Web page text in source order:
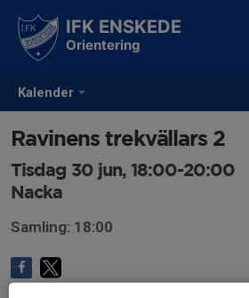
Kalender
IFK ENSKEDE
Orientering
Ravinens trekvällars 2
Tisdag 30 jun, 18:00-20:00
Nacka
Samling: 18:00